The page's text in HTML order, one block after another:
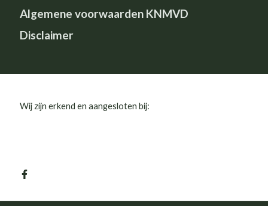
Algemene voorwaarden KNMVD
Disclaimer
Wij zijn erkend en aangesloten bij: